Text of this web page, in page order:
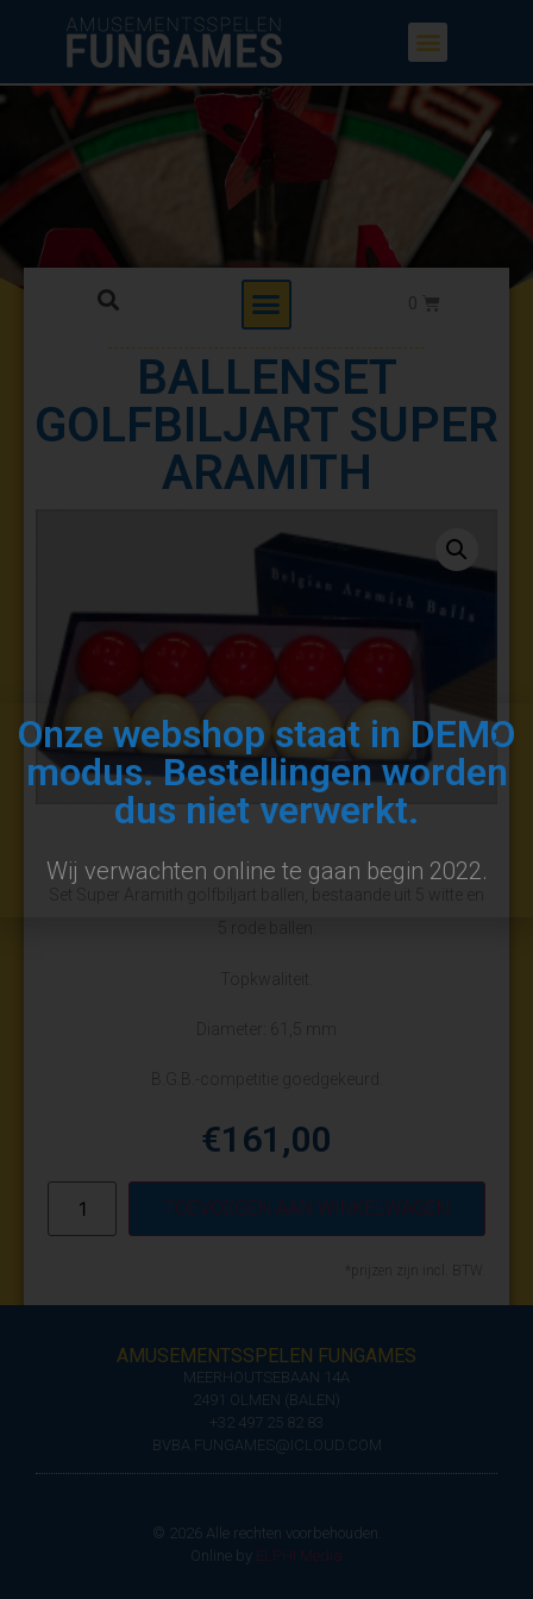
BALLENSET
GOLFBILJART SUPER
ARAMITH
€161,00
TOEVOEGEN AAN WINKELWAGEN
AMUSEMENTSSPELEN FUNGAMES
MEERHOUTSEBAAN 14A
2491 OLMEN (BALEN)
+32 497 25 82 83
BVBA.FUNGAMES@ICLOUD.COM
© 2026 Alle rechten voorbehouden.
Online by ELPHI Media
Onze webshop staat in DEMO
modus. Bestellingen worden
dus niet verwerkt.
Wij verwachten online te gaan begin 2022.